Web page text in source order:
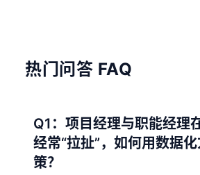
热门问答 FAQ
Q1：项目经理与职能经理
经常“拉扯”，如何用数据
策？